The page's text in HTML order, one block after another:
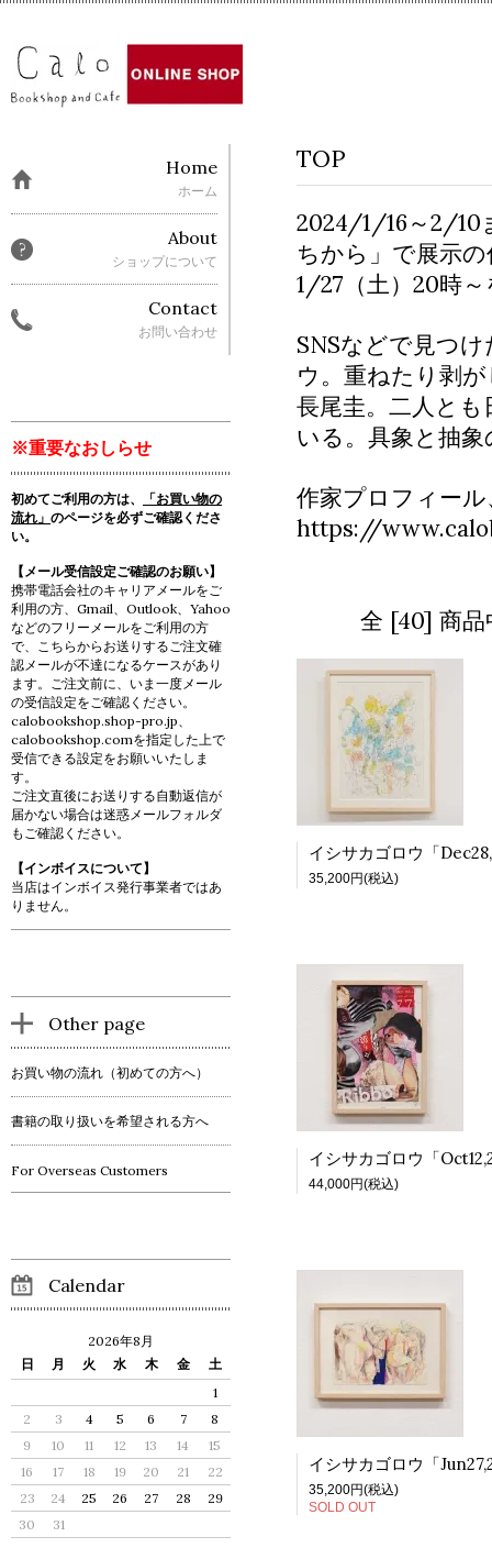
TOP
2024/1/16～2/10
ちから」で展示
1/27（土）20時
SNSなどで見つ
ウ。重ねたり剥
長尾圭。二人と
いる。具象と抽
作家プロフィー
https://
全 [40] 商
35,200円(税込)
44,000円(税込)
35,200円(税込)
SOLD OUT
Home
ホーム
About
ショップについて
Contact
お問い合わせ
※重要なおしらせ
初めてご利用の方は、
「お買い物の
流れ」 のページを必ずご確認くださ
い。
【メール受信設定ご確認のお願い】
携帯電話会社のキャリアメールをご
利用の方、Gmail、Outlook、Yahoo
などのフリーメールをご利用の方
で、こちらからお送りするご注文確
認メールが不達になるケースがあり
ます。ご注文前に、いま一度メール
の受信設定をご確認ください。
calobookshop.shop-pro.jp、
calobookshop.comを指定した上で
受信できる設定をお願いいたしま
す。
ご注文直後にお送りする自動返信が
届かない場合は迷惑メールフォルダ
もご確認ください。
【インボイスについて】
当店はインボイス発行事業者ではあ
りません。
Other page
お買い物の流れ（初めての方へ）
書籍の取り扱いを希望される方へ
For Overseas Customers
Calendar
2026年8月
日
月 火 水 木 金
土
1
2
3 4 5 6 7
8
9
10 11 12 13 14
15
16
17 18 19 20 21
22
23
24 25 26 27 28
29
30
31